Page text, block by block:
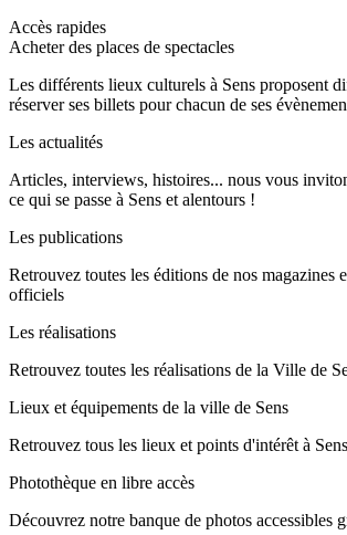
Accès rapides
Acheter des places de spectacles
Les différents lieux culturels à Sens proposent
réserver ses billets pour chacun de ses
Les actualités
Articles, interviews, histoires... nous vous
ce qui se passe à Sens et alentours !
Les publications
Retrouvez toutes les éditions de nos magazines
officiels
Les réalisations
Retrouvez toutes les réalisations de la Ville de
Lieux et équipements de la ville de Sens
Retrouvez tous les lieux et points d'intérêt à
Photothèque en libre accès
Découvrez notre banque de photos accessibles